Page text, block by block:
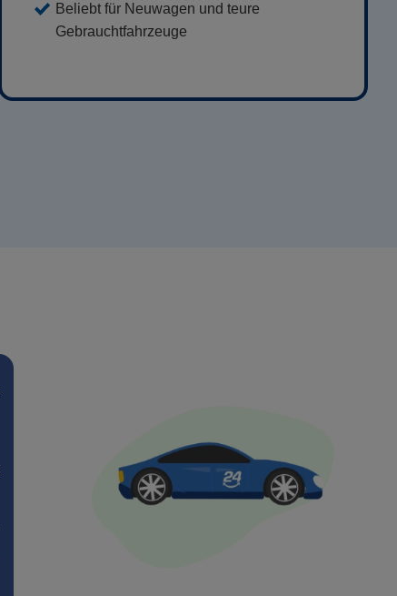
Beliebt für Neuwagen und teure
Gebrauchtfahrzeuge